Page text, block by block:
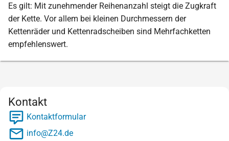
Es gilt: Mit zunehmender Reihenanzahl steigt die Zugkraft
der Kette. Vor allem bei kleinen Durchmessern der
Kettenräder und Kettenradscheiben sind Mehrfachketten
empfehlenswert.
Kontakt
Kontaktformular
info@Z24.de